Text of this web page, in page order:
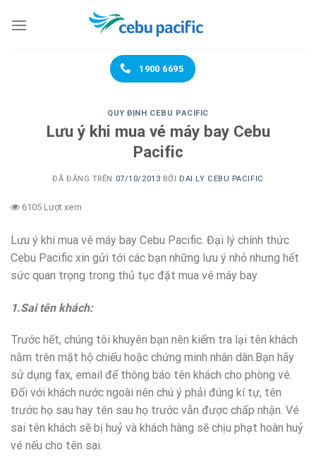
đến
1900 6695
QUY ĐỊNH CEBU PACIFIC
Lưu ý khi mua vé máy bay Cebu
Pacific
ĐÃ ĐĂNG TRÊN 07/10/2013 BỞI DAI LY CEBU PACIFIC
6105 Lượt xem
Lưu ý khi mua vé máy bay Cebu Pacific. Đại lý chính thức
Cebu Pacific xin gửi tới các bạn những lưu ý nhỏ nhưng hết
sức quan trọng trong thủ tục đặt mua vé máy bay
1.Sai tên khách:
Trước hết, chúng tôi khuyên bạn nên kiểm tra lại tên khách
nằm trên mặt hộ chiếu hoặc chứng minh nhân dân.Bạn hãy
sử dụng fax, email để thông báo tên khách cho phòng vé.
Đối với khách nước ngoài nên chú ý phải đúng kí tự, tên
trước họ sau hay tên sau họ trước vẫn được chấp nhận. Vé
sai tên khách sẽ bị huỷ và khách hàng sẽ chịu phạt hoàn huỷ
vé nếu cho tên sai.